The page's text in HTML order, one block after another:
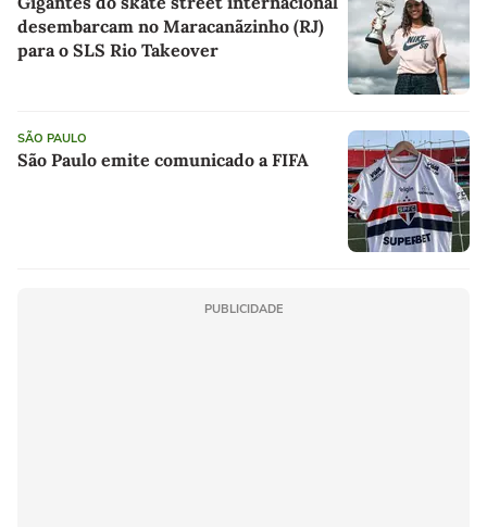
desembarcam no Maracanãzinho (RJ)
para o SLS Rio Takeover
SÃO PAULO
São Paulo emite comunicado a FIFA
PUBLICIDADE